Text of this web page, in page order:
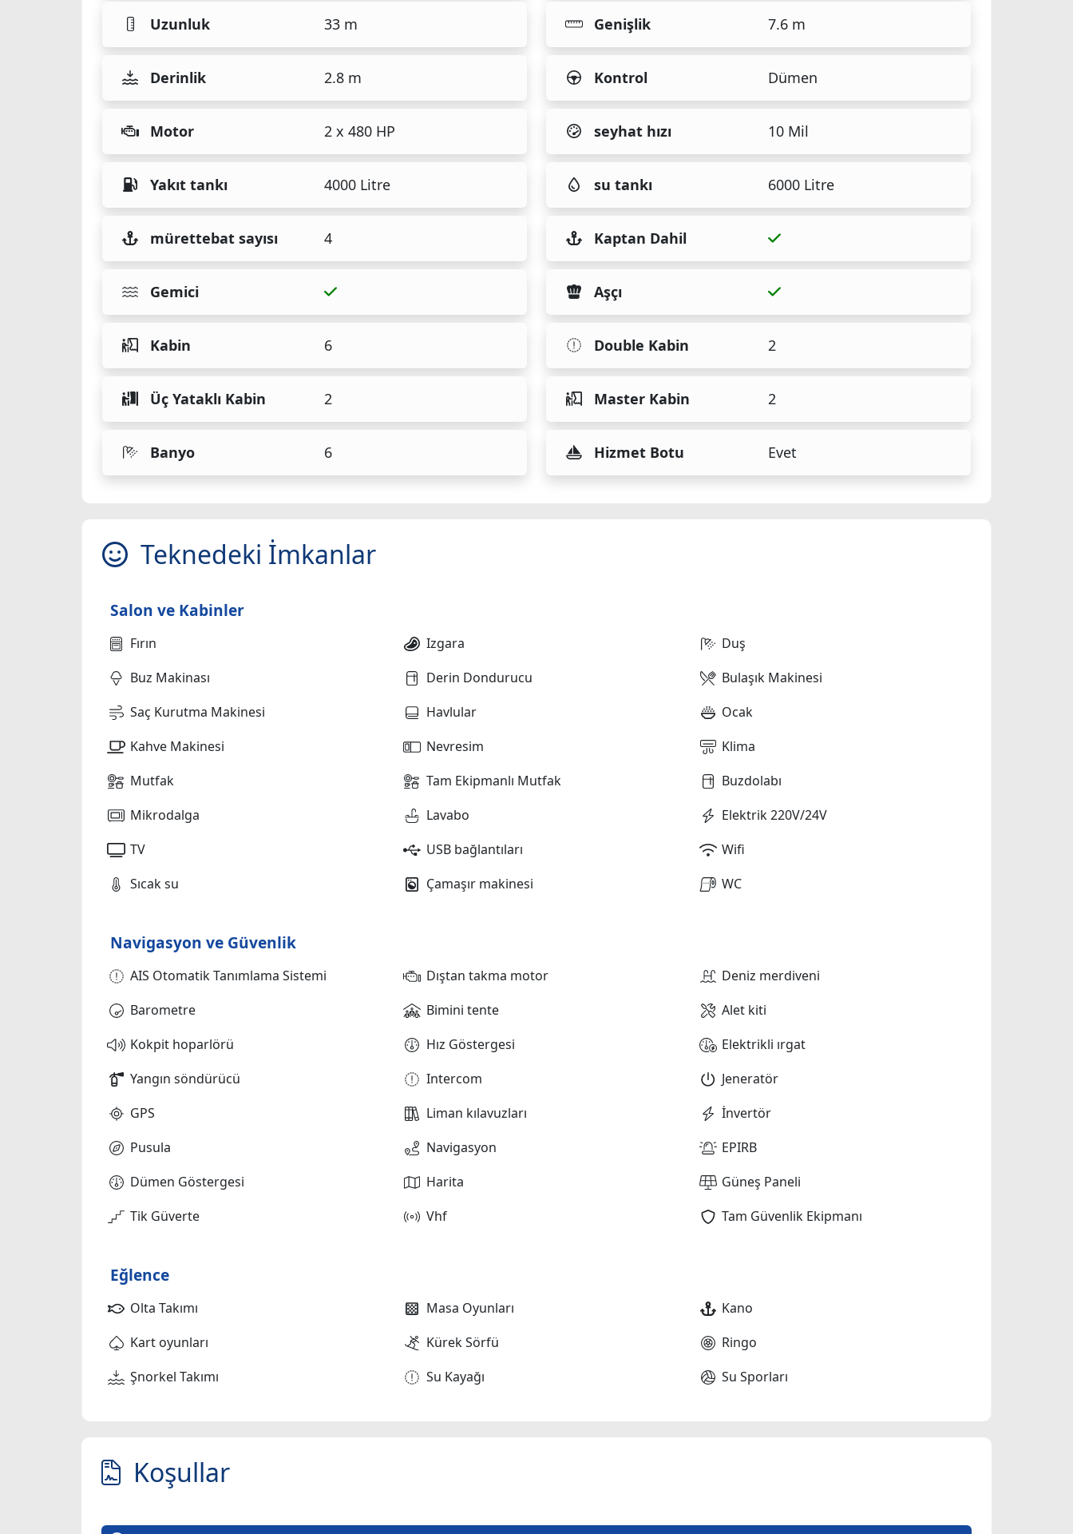
Uzunluk 33 m Genişlik 7.6 m
Derinlik 2.8 m Kontrol Dümen
Motor 2 x 480 HP seyhat hızı 10 Mil
Yakıt tankı 4000 Litre su tankı 6000 Litre
mürettebat sayısı 4 Kaptan Dahil
Gemici Aşçı
Kabin 6 Double Kabin 2
Üç Yataklı Kabin 2 Master Kabin 2
Banyo 6 Hizmet Botu Evet
Teknedeki İmkanlar
Salon ve Kabinler
Fırın Izgara
Duş
Buz Makinası
Derin Dondurucu
Bulaşık Makinesi
Saç Kurutma Makinesi
Havlular
Ocak
Kahve Makinesi
Nevresim
Klima
Mutfak
Tam Ekipmanlı Mutfak
Buzdolabı
Mikrodalga
Lavabo
Elektrik 220V/24V
TV
USB bağlantıları
Wifi
Sıcak su
Çamaşır makinesi WC
Navigasyon ve Güvenlik
AIS Otomatik Tanımlama Sistemi Dıştan takma motor
Deniz merdiveni
Barometre
Bimini tente
Alet kiti
Kokpit hoparlörü
Hız Göstergesi
Elektrikli ırgat
Yangın söndürücü
Intercom
Jeneratör
GPS
Liman kılavuzları
İnvertör
Pusula
Navigasyon
EPIRB
Dümen Göstergesi
Harita
Güneş Paneli
Tik Güverte
Vhf Tam Güvenlik Ekipmanı
Eğlence
Olta Takımı Masa Oyunları
Kano
Kart oyunları
Kürek Sörfü
Ringo
Şnorkel Takımı
Su Kayağı Su Sporları
Koşullar